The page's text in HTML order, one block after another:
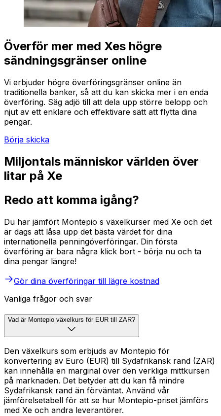
Överför mer med Xes högre
sändningsgränser online
Vi erbjuder högre överföringsgränser online än
traditionella banker, så att du kan skicka mer i en enda
överföring. Säg adjö till att dela upp större belopp och
njut av ett enklare och effektivare sätt att flytta dina
pengar.
Börja skicka
Miljontals människor världen över
litar på Xe
Redo att komma igång?
Du har jämfört Montepio s växelkurser med Xe och det
är dags att låsa upp det bästa värdet för dina
internationella penningöverföringar. Din första
överföring är bara några klick bort - börja nu och ta
dina pengar längre!
Gör dina överföringar till lägre kostnad
Vanliga frågor och svar
Vad är Montepio växelkurs för EUR till ZAR?
Den växelkurs som erbjuds av Montepio för
konvertering av Euro (EUR) till Sydafrikansk rand (ZAR)
kan innehålla en marginal över den verkliga mittkursen
på marknaden. Det betyder att du kan få mindre
Sydafrikansk rand än förväntat. Använd vår
jämförelsetabell för att se hur Montepio-priset jämförs
med Xe och andra leverantörer.